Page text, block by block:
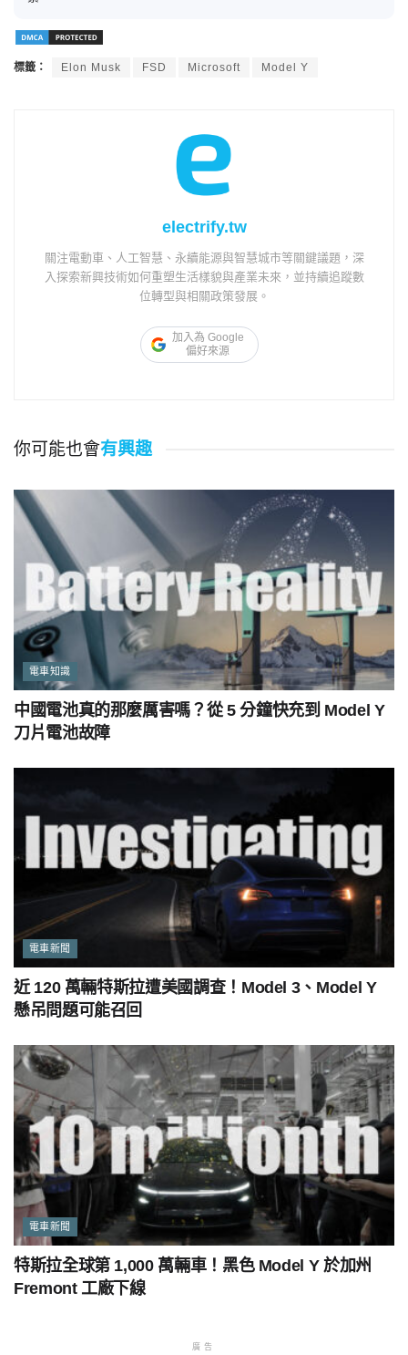
標籤： Elon Musk FSD Microsoft Model Y
electrify.tw
關注電動車、人工智慧、永續能源與智慧城市等關鍵議題，深
入探索新興技術如何重塑生活樣貌與產業未來，並持續追蹤數
位轉型與相關政策發展。
加入為 Google
偏好來源
你可能也會有興趣
電車知識
中國電池真的那麼厲害嗎？從 5 分鐘快充到 Model Y
刀片電池故障
電車新聞
近 120 萬輛特斯拉遭美國調查！Model 3、Model Y
懸吊問題可能召回
電車新聞
特斯拉全球第 1,000 萬輛車！黑色 Model Y 於加州
Fremont 工廠下線
廣告